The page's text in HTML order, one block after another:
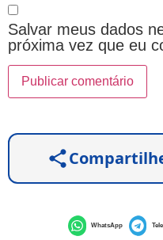
Salvar meus dados
próxima vez que eu
WhatsApp